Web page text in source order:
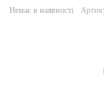
Немає в наявності